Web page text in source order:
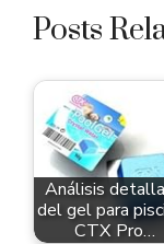
Posts
Análisis
del gel para
CTX Pro…